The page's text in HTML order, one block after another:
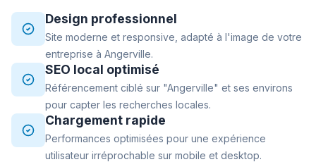
Design professionnel
Site moderne et responsive, adapté à l'image de votre
entreprise à Angerville.
SEO local optimisé
Référencement ciblé sur "Angerville" et ses environs
pour capter les recherches locales.
Chargement rapide
Performances optimisées pour une expérience
utilisateur irréprochable sur mobile et desktop.